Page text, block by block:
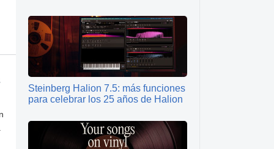
Steinberg Halion 7.5: más funciones
para celebrar los 25 años de Halion